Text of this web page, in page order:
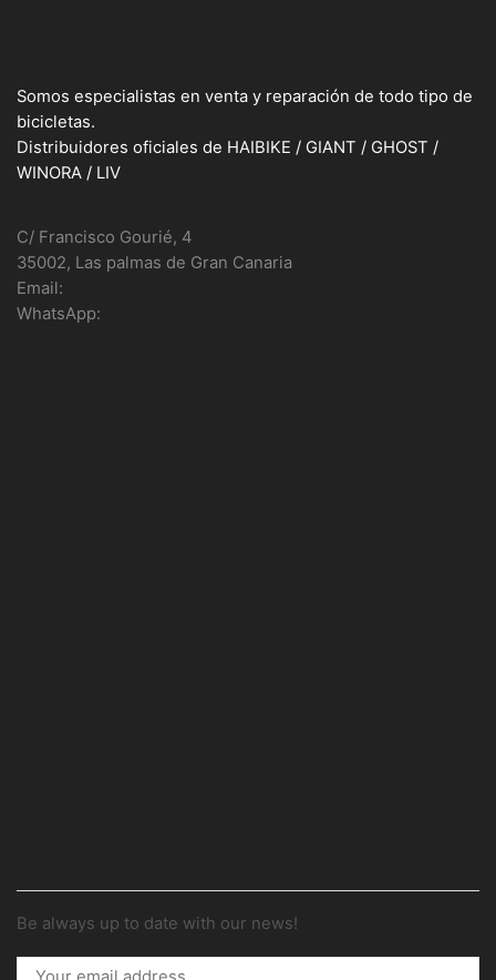
Somos especialistas en venta y reparación de todo tipo de
bicicletas.
Distribuidores oficiales de HAIBIKE / GIANT / GHOST /
WINORA / LIV
C/ Francisco Gourié, 4
35002, Las palmas de Gran Canaria
Email:
WhatsApp:
Be always up to date with our news!